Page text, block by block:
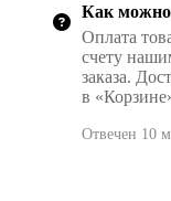
Как можно
Оплата
счету
заказа.
в
Отвечен 10